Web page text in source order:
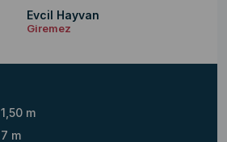
Evcil Hayvan
Giremez
1,50 m
7 m